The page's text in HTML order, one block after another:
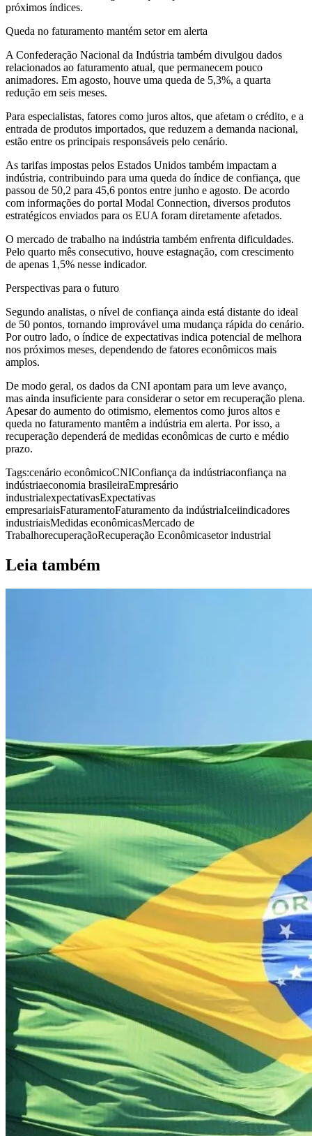
próximos índices.
Queda no faturamento mantém setor em alerta
A Confederação Nacional da Indústria também divulgou dados
relacionados ao faturamento atual, que permanecem pouco
animadores. Em agosto, houve uma queda de 5,3%, a quarta
redução em seis meses.
Para especialistas, fatores como juros altos, que afetam o crédito, e a
entrada de produtos importados, que reduzem a demanda nacional,
estão entre os principais responsáveis pelo cenário.
As tarifas impostas pelos Estados Unidos também impactam a
indústria, contribuindo para uma queda do índice de confiança, que
passou de 50,2 para 45,6 pontos entre junho e agosto. De acordo
com informações do portal Modal Connection, diversos produtos
estratégicos enviados para os EUA foram diretamente afetados.
O mercado de trabalho na indústria também enfrenta dificuldades.
Pelo quarto mês consecutivo, houve estagnação, com crescimento
de apenas 1,5% nesse indicador.
Perspectivas para o futuro
Segundo analistas, o nível de confiança ainda está distante do ideal
de 50 pontos, tornando improvável uma mudança rápida do cenário.
Por outro lado, o índice de expectativas indica potencial de melhora
nos próximos meses, dependendo de fatores econômicos mais
amplos.
De modo geral, os dados da CNI apontam para um leve avanço,
mas ainda insuficiente para considerar o setor em recuperação plena.
Apesar do aumento do otimismo, elementos como juros altos e
queda no faturamento mantêm a indústria em alerta. Por isso, a
recuperação dependerá de medidas econômicas de curto e médio
prazo.
Tags:cenário econômicoCNIConfiança da indústriaconfiança na
indústriaeconomia brasileiraEmpresário
industrialexpectativasExpectativas
empresariaisFaturamentoFaturamento da indústriaIceiindicadores
industriaisMedidas econômicasMercado de
TrabalhorecuperaçãoRecuperação Econômicasetor industrial
Leia também